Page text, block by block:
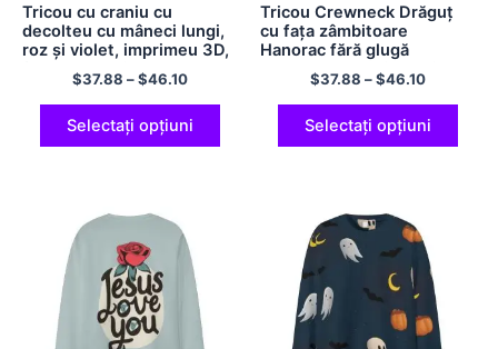
Tricou cu craniu cu
decolteu cu mâneci lungi,
roz și violet, imprimeu 3D,
fără glugă, tricou ușoară
din poliester, confort și
ocazional, pentru bărbați și
femei
$37.88 –$46.10
Selectați opțiuni
Tricou Crewneck Drăguț
cu fața zâmbitoare
Hanorac fără glugă
Hanorac supradimensionat
pentru bărbați și femei
Tricou Jesus din poliester
confortabil Cămașă JESUS ​​
THE KINGS Hanorac color
$37.88 –$46.10
Selectați opțiuni